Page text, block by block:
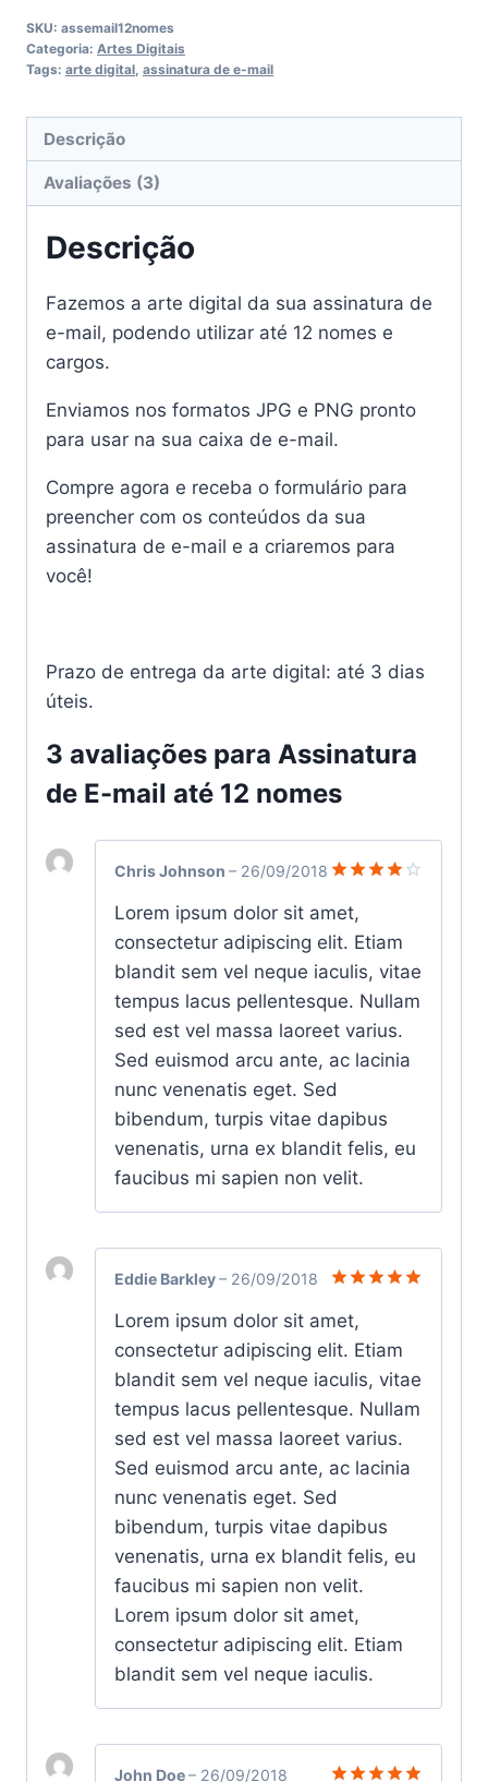
mail
até
12
quantidade
SKU: assemail12nomes
Categoria: Artes Digitais
Tags: arte digital, assinatura de e-mail
Descrição
Avaliações (3)
Descrição
Fazemos a arte digital da sua assinatura de
e-mail, podendo utilizar até 12 nomes e
cargos.
Enviamos nos formatos JPG e PNG pronto
para usar na sua caixa de e-mail.
Compre agora e receba o formulário para
preencher com os conteúdos da sua
assinatura de e-mail e a criaremos para
você!
Prazo de entrega da arte digital: até 3 dias
úteis.
3 avaliações para Assinatura
de E-mail até 12 nomes
4de 5
Chris Johnson – 26/09/2018
Lorem ipsum dolor sit amet,
consectetur adipiscing elit. Etiam
blandit sem vel neque iaculis, vitae
tempus lacus pellentesque. Nullam
sed est vel massa laoreet varius.
Sed euismod arcu ante, ac lacinia
nunc venenatis eget. Sed
bibendum, turpis vitae dapibus
venenatis, urna ex blandit felis, eu
faucibus mi sapien non velit.
5de 5
Eddie Barkley– 26/09/2018
Lorem ipsum dolor sit amet,
consectetur adipiscing elit. Etiam
blandit sem vel neque iaculis, vitae
tempus lacus pellentesque. Nullam
sed est vel massa laoreet varius.
Sed euismod arcu ante, ac lacinia
nunc venenatis eget. Sed
bibendum, turpis vitae dapibus
venenatis, urna ex blandit felis, eu
faucibus mi sapien non velit.
Lorem ipsum dolor sit amet,
consectetur adipiscing elit. Etiam
blandit sem vel neque iaculis.
John Doe– 26/09/2018